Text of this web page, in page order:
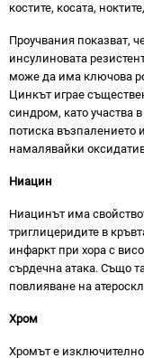
костите, косата,
Проучвания показват,
инсулиновата
може да има ключова
Цинкът играе
синдром, като участва
потиска възпалението
намалявайки
Ниацин
Ниацинът има
триглицеридите в
инфаркт при хора с
сърдечна атака. Също
повлияване на
Хром
Хромът е